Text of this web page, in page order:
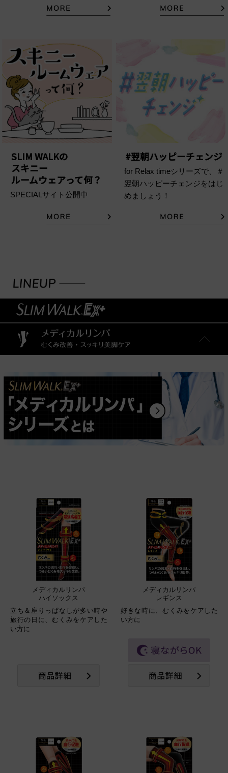
SLIM WALKの
スキニー
ルームウェアって何？
SPECIALサイト公開中
#翌朝ハッピーチェンジ
for Relax timeシリーズで、
＃
翌朝ハッピーチェンジをはじ
めましょう！
メディカルリンパ
ハイソックス
立ち＆座りっぱなしが多い時や
旅行の日に、むくみをケアした
い方に
メディカルリンパ
レギンス
好きな時に、むくみをケアした
い方に